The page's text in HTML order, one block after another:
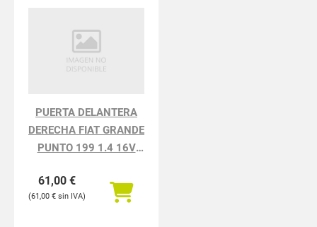
PUERTA DELANTERA
DERECHA FIAT GRANDE
PUNTO 199 1.4 16V
61,00 €
61,00 €